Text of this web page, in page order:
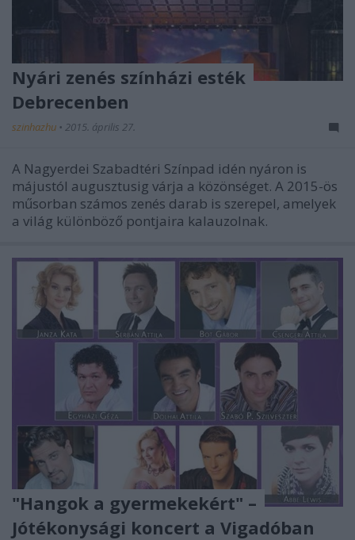
Nyári zenés színházi esték
Debrecenben
szinhazhu • 2015. április 27.
A Nagyerdei Szabadtéri Színpad idén nyáron is
májustól augusztusig várja a közönséget. A 2015-ös
műsorban számos zenés darab is szerepel, amelyek
a világ különböző pontjaira kalauzolnak.
"Hangok a gyermekekért" –
Jótékonysági koncert a Vigadóban